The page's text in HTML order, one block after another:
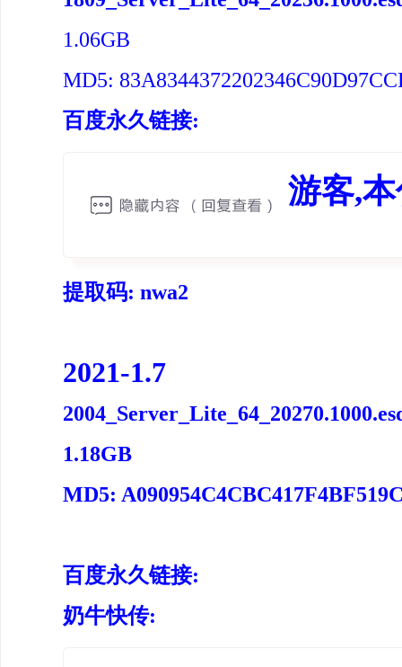
1.06GB
MD5:
百度永久链接:
游客,
提取码: nwa2
2021-1.7
1.18GB
MD5:
百度永久链接:
奶牛快传: